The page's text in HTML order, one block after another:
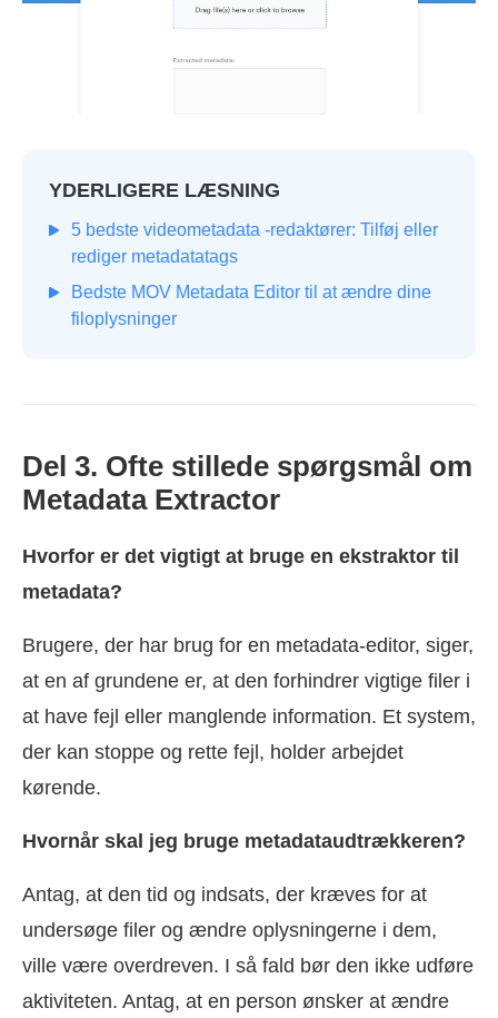
YDERLIGERE LÆSNING
5 bedste videometadata -redaktører: Tilføj eller
rediger metadatatags
Bedste MOV Metadata Editor til at ændre dine
filoplysninger
Del 3. Ofte stillede spørgsmål om
Metadata Extractor
Hvorfor er det vigtigt at bruge en ekstraktor til
metadata?
Brugere, der har brug for en metadata-editor, siger,
at en af grundene er, at den forhindrer vigtige filer i
at have fejl eller manglende information. Et system,
der kan stoppe og rette fejl, holder arbejdet
kørende.
Hvornår skal jeg bruge metadataudtrækkeren?
Antag, at den tid og indsats, der kræves for at
undersøge filer og ændre oplysningerne i dem,
ville være overdreven. I så fald bør den ikke udføre
aktiviteten. Antag, at en person ønsker at ændre